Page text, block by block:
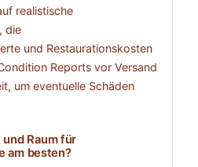
realistische
die
und Restaurationskosten
Reports vor Versand
um eventuelle Schäden
Raum für
am besten?